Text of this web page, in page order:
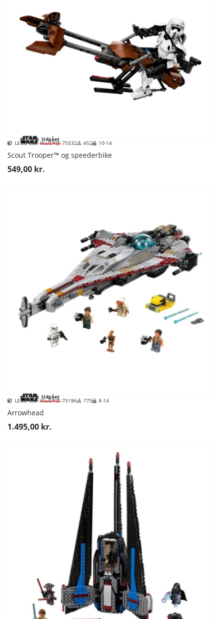
Udgået
LEGO Star Wars™ 75532 452 10-14
Scout Trooper™ og speederbike
549,00 kr.
Udgået
LEGO Star Wars™ 75186 775 8-14
Arrowhead
1.495,00 kr.